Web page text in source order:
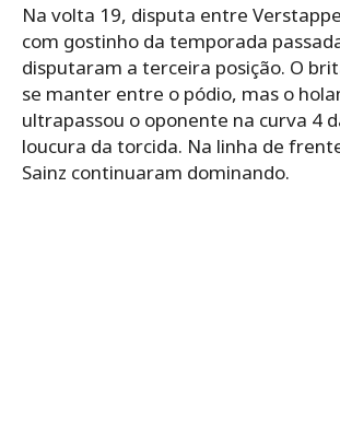
Na volta 19, disputa entre
com gostinho da temporada
disputaram a terceira posição. O
se manter entre o pódio, mas o
ultrapassou o oponente na curva 4
loucura da torcida. Na linha de
Sainz continuaram dominando.